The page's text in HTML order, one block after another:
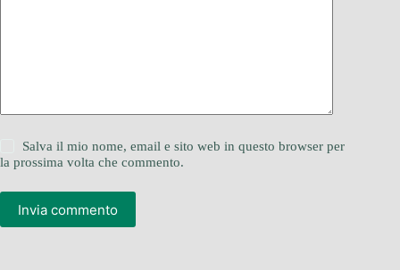
Salva il mio nome, email e sito web in questo browser per
la prossima volta che commento.
Invia commento